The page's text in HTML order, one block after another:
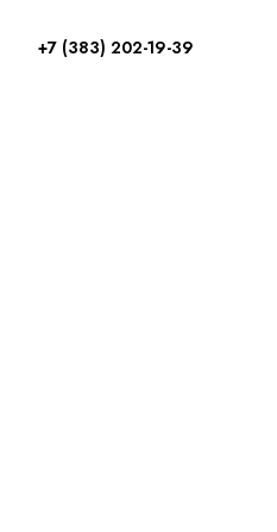
+7 (383) 202-19-39